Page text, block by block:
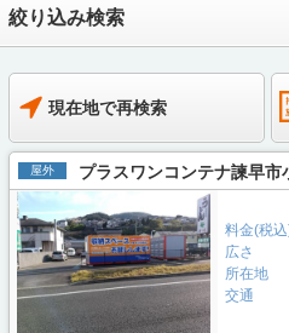
絞り込み検索
現在地で再検索
屋外 プラスワンコンテナ諫早市
料金(税
広さ
所在地
交通